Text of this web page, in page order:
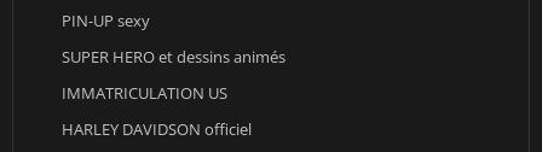
PIN-UP sexy
SUPER HERO et dessins animés
IMMATRICULATION US
HARLEY DAVIDSON officiel